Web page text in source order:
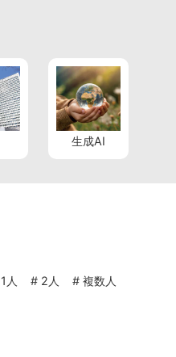
生成AI
1人 # 2人 # 複数人